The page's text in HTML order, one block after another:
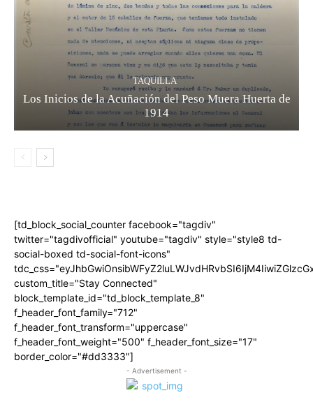
TAQUILLA
Los Inicios de la Acuñación del Peso Muera Huerta de
1914
[td_block_social_counter facebook="tagdiv"
twitter="tagdivofficial" youtube="tagdiv" style="style8 td-
social-boxed td-social-font-icons"
custom_title="Stay Connected"
block_template_id="td_block_template_8"
f_header_font_family="712"
f_header_font_transform="uppercase"
f_header_font_weight="500" f_header_font_size="17"
border_color="#dd3333"]
- Advertisement -